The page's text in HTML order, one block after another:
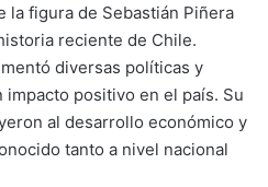
la figura de Sebastián Piñera
reciente de Chile.
diversas políticas y
positivo en el país. Su
al desarrollo económico y
tanto a nivel nacional